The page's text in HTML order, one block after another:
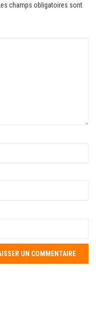
Les champs obligatoires sont